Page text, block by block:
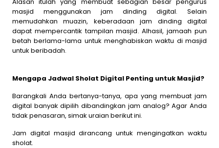
masjid menggunakan jam dinding digital. Selain
memudahkan muazin, keberadaan jam dinding digital
dapat mempercantik tampilan masjid. Alhasil, jamaah pun
betah berlama-lama untuk menghabiskan waktu di masjid
untuk beribadah.
Mengapa Jadwal Sholat Digital Penting untuk Masjid?
Barangkali Anda bertanya-tanya, apa yang membuat jam
digital banyak dipilih dibandingkan jam analog? Agar Anda
tidak penasaran, simak uraian berikut ini.
Jam digital masjid dirancang untuk mengingatkan waktu
sholat.